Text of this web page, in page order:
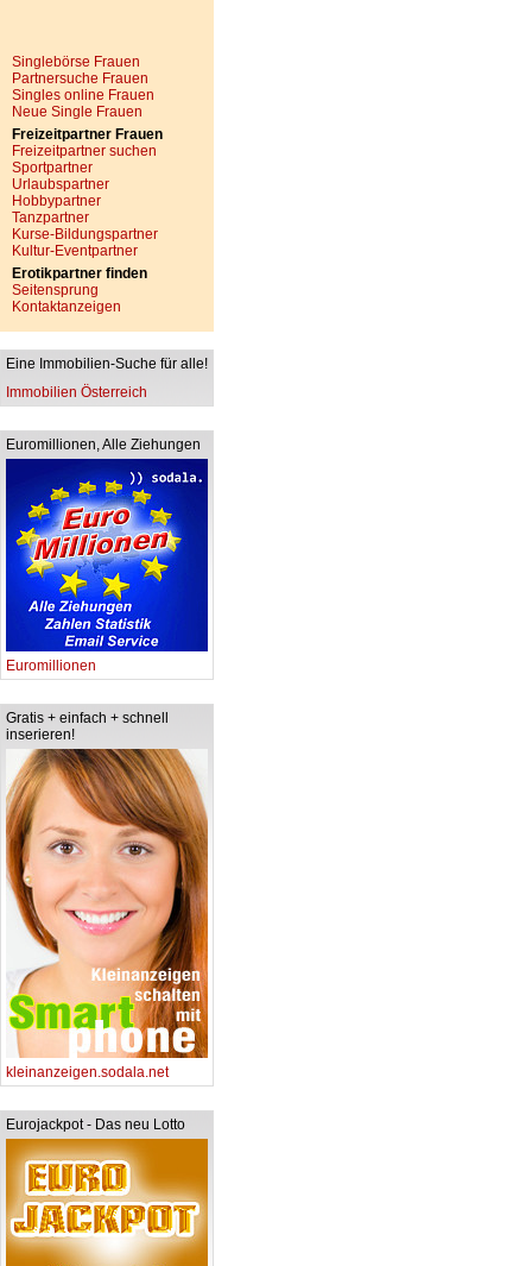
Singlebörse Frauen
Partnersuche Frauen
Singles online Frauen
Neue Single Frauen
Freizeitpartner Frauen
Freizeitpartner suchen
Sportpartner
Urlaubspartner
Hobbypartner
Tanzpartner
Kurse-Bildungspartner
Kultur-Eventpartner
Erotikpartner finden
Seitensprung
Kontaktanzeigen
Eine Immobilien-Suche für alle!
Immobilien Österreich
Euromillionen, Alle Ziehungen
Euromillionen
Gratis + einfach + schnell
inserieren!
kleinanzeigen.sodala.net
Eurojackpot - Das neu Lotto